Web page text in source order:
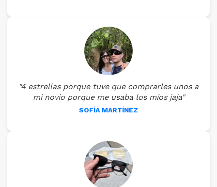
"4 estrellas porque tuve que comprarles unos a
mi novio porque me usaba los míos jaja"
SOFÍA MARTÍNEZ